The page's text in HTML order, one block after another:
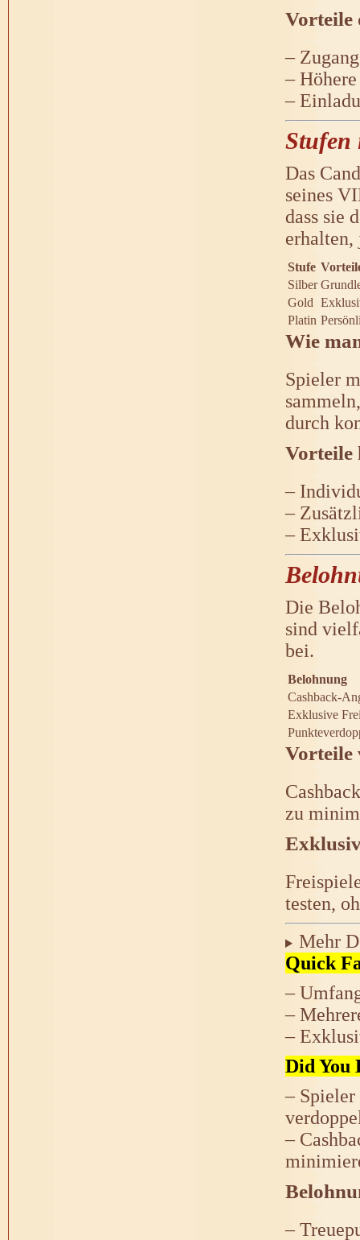
Vorteile
–
–
–
Stufen
Das
seines
dass sie
erhalten,
Stufe
Silber
Gold
Platin
Wie
Spieler
durch
Vorteile
–
–
–
Die
sind
bei.
Belohnung
Cashback-
Exklusive
Vorteile
zu
testen,
Mehr
Quick
–
–
–
Did You
–
–
–